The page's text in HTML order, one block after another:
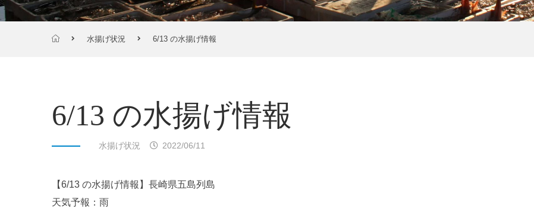
水揚げ状況 6/13 の水揚げ情報
6/13 の水揚げ情報
水揚げ状況 2022/06/11
【6/13 の水揚げ情報】長崎県五島列島
天気予報：雨